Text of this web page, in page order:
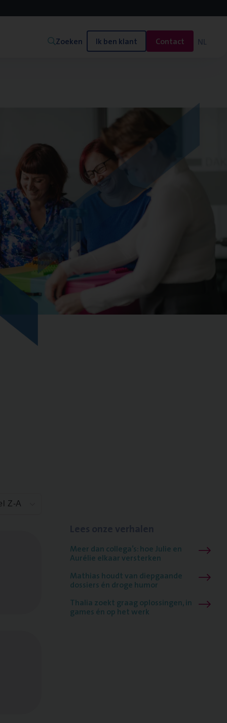
Zoeken Ik ben klant Contact NL
Z-A
Meer dan collega’s: hoe Julie en
Aurélie elkaar versterken
Mathias houdt van diepgaande
dossiers én droge humor
Thalia zoekt graag oplossingen, in
games én op het werk